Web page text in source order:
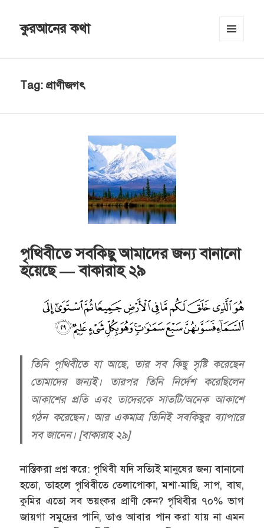
কুরআনের কথা
Tag:প্রাণীজগৎ
পৃথিবীতে সবকিছু আমাদের জন্য বানানো
হয়েছে — বাকারাহ ২৯
তিনি পৃথিবীতে যা আছে, তার সব কিছু সৃষ্টি করেছেন
তোমাদের জন্যই। তারপর তিনি নির্দেশ করেছিলেন
আকাশের প্রতি এবং তাদেরকে সাতটি/অনেক আকাশে
গঠন করেছেন। আর একমাত্র তিনিই সবকিছুর ব্যাপারে
সব জানেন। [বাকারাহ ২৯]
নাস্তিকরা প্রশ্ন করে: পৃথিবী যদি সত্যিই মানুষের জন্য বানানো
হতো, তাহলে পৃথিবীতে তেলাপোকা, মশা-মাছি, সাপ, বাঘ,
কুমির এতো সব ভয়ংকর প্রাণী কেন? পৃথিবীর ৭০% ভাগ
জায়গা সমুদ্রের পানি, তাও আবার পান করা যায় না এমন